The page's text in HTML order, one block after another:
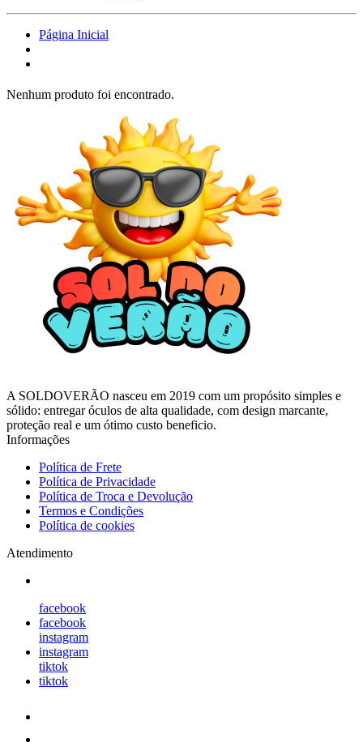
Página Inicial
Nenhum produto foi encontrado.
A SOLDOVERÃO nasceu em 2019 com um propósito simples e
sólido: entregar óculos de alta qualidade, com design marcante,
proteção real e um ótimo custo beneficio.
Informações
Política de Frete
Política de Privacidade
Política de Troca e Devolução
Termos e Condições
Política de cookies
Atendimento
facebook
facebook
instagram
instagram
tiktok
tiktok